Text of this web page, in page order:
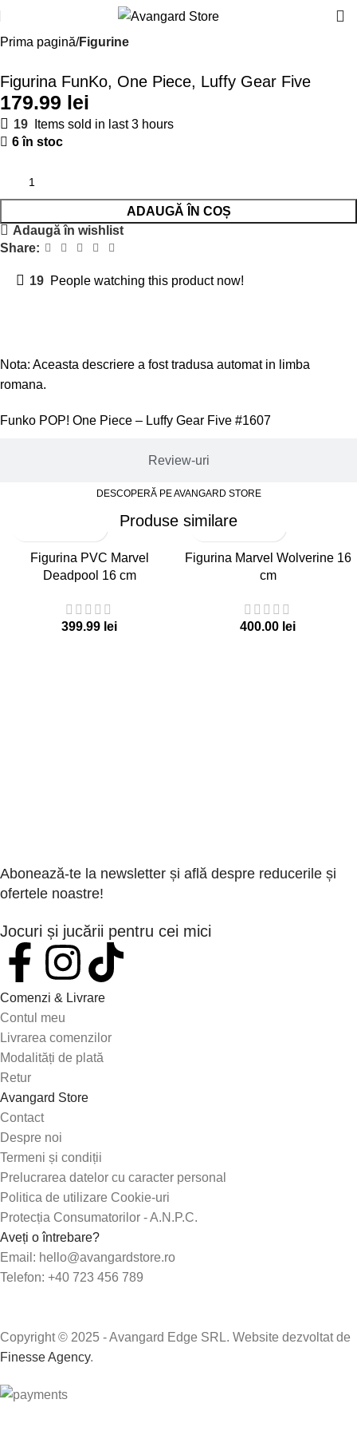
Prima pagină Figurine
Figurina FunKo, One Piece, Luffy Gear Five
lei
19
Items sold in last 3 hours
6 în stoc
ADAUGĂ ÎN COȘ
Adaugă în wishlist
Share:
19 People watching this product now!
Review-uri
Nota: Aceasta descriere a fost tradusa automat in limba
romana.
Funko POP! One Piece – Luffy Gear Five #1607
DESCOPERĂ PE AVANGARD STORE
Produse similare
Figurina PVC Marvel
Deadpool 16 cm
lei
Figurina Marvel Wolverine 16
cm
lei
Abonează-te la newsletter și află despre reducerile și
ofertele noastre!
Jocuri și jucării pentru cei mici
Comenzi & Livrare
Contul meu
Livrarea comenzilor
Modalități de plată
Retur
Avangard Store
Contact
Despre noi
Termeni și condiții
Prelucrarea datelor cu caracter personal
Politica de utilizare Cookie-uri
Protecția Consumatorilor - A.N.P.C.
Aveți o întrebare?
Email: hello@avangardstore.ro
Telefon: +40 723 456 789
Copyright © 2025 - Avangard Edge SRL. Website dezvoltat de
Finesse Agency.